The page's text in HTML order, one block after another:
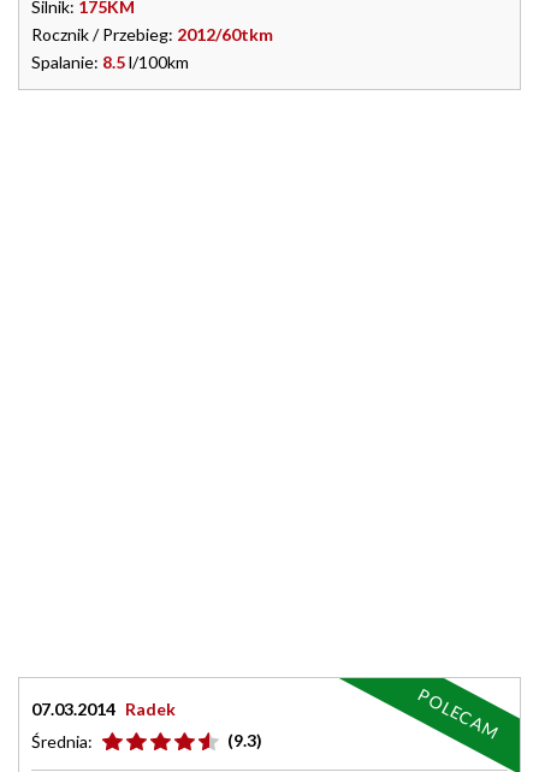
Silnik: 175KM
Rocznik / Przebieg: 2012/60tkm
Spalanie: 8.5l/100km
07.03.2014 Radek
Średnia:
(9.3) POLECAM